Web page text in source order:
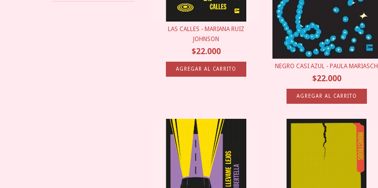
LAS CALLES - MARIANA RUIZ
JOHNSON
$22.000
NEGRO CASI AZUL - PAULA MARIASCH
$22.000